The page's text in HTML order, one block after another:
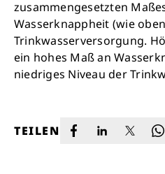
zusammengesetzten
Wasserknappheit (wie
Trinkwasserversorgung.
ein hohes Maß an
niedriges Niveau der
TEILEN